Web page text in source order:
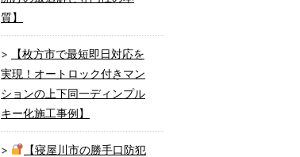
質】
【枚方市で最短即日対応を
実現！オートロック付きマン
ションの上下同一ディンプル
キー化施工事例】
【寝屋川市の勝手口防犯